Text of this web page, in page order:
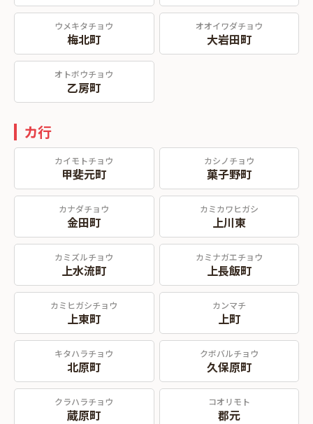
ウメキタチョウ
梅北町
オオイワダチョウ
大岩田町
オトボウチョウ
乙房町
カ行
カイモトチョウ
甲斐元町
カシノチョウ
菓子野町
カナダチョウ
金田町
カミカワヒガシ
上川東
カミズルチョウ
上水流町
カミナガエチョウ
上長飯町
カミヒガシチョウ
上東町
カンマチ
上町
キタハラチョウ
北原町
クボバルチョウ
久保原町
クラハラチョウ
蔵原町
コオリモト
郡元